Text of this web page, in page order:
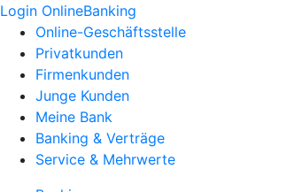
Login OnlineBanking
Online-Geschäftsstelle
Privatkunden
Firmenkunden
Junge Kunden
Meine Bank
Banking & Verträge
Service & Mehrwerte